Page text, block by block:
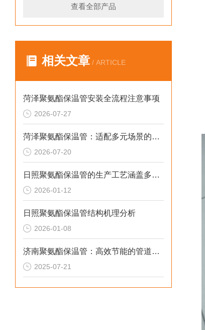
查看全部产品
相关文章 / ARTICLE
菏泽聚氨酯保温管安装全流程注意事项
2026-07-27
菏泽聚氨酯保温管：适配多元场景的高效保温输送材料
2026-07-20
日照聚氨酯保温管的生产工艺涵盖多个环节
2026-01-12
日照聚氨酯保温管结构机理分析
2026-01-08
济南聚氨酯保温管：高效节能的管道保温材料
2025-07-21